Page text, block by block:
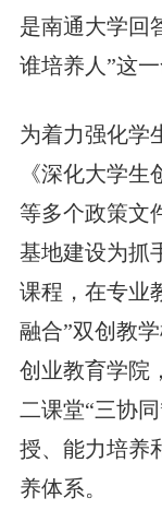
是南通大学回
谁培养人”这
为着力强化学
《深化大学生
等多个政策文
基地建设为抓
课程，在专业
融合”双创教
创业教育学院
二课堂“三协
授、能力培养
养体系。